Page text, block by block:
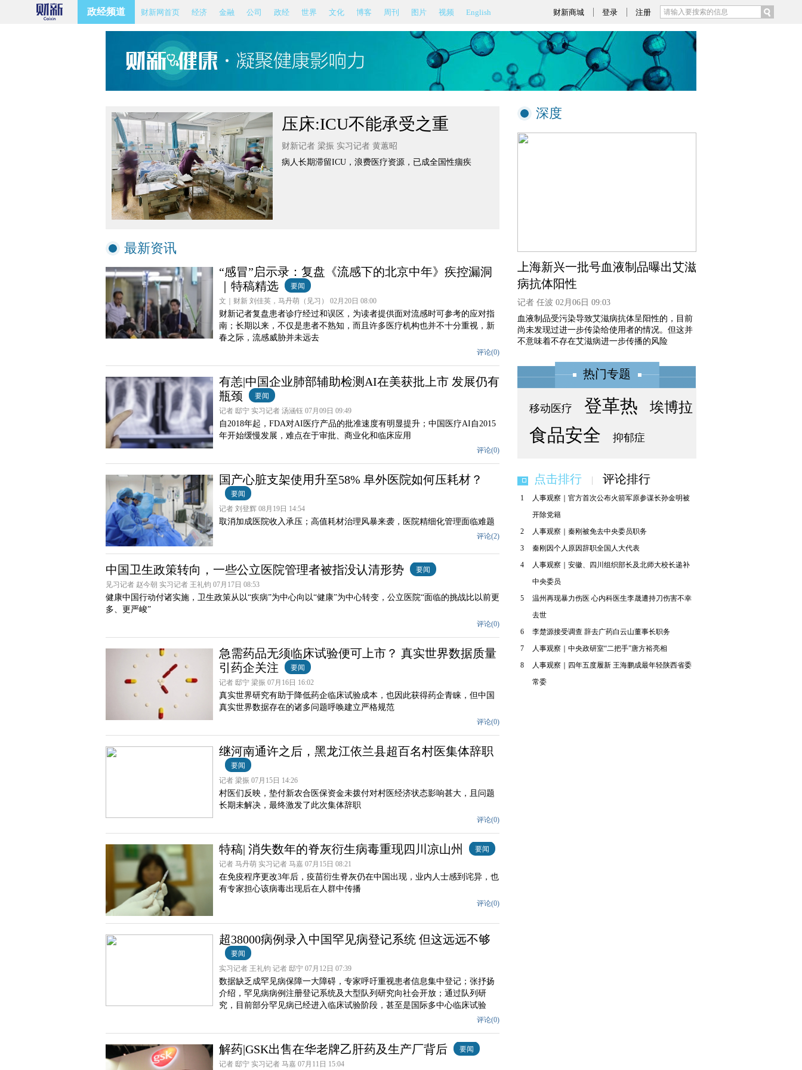
财新商城 登录 注册
政经频道 财新网首页 经济 金融 公司 政经 世界 文化 博客 周刊 图片 视频 English
压床:ICU不能承受之重
财新记者 梁振 实习记者 黄蕙昭
病人长期滞留ICU，浪费医疗资源，已成全国性痼疾
最新资讯
“感冒”启示录：复盘《流感下的北京中年》疾控漏洞
｜特稿精选
要闻
文｜财新 刘佳英，马丹萌（见习） 02月20日 08:00
财新记者复盘患者诊疗经过和误区，为读者提供面对流感时可参考的应对指
南；长期以来，不仅是患者不熟知，而且许多医疗机构也并不十分重视，新
春之际，流感威胁并未远去
评论(0)
有恙|中国企业肺部辅助检测AI在美获批上市 发展仍有
瓶颈
要闻
记者 邸宁 实习记者 汤涵钰 07月09日 09:49
自2018年起，FDA对AI医疗产品的批准速度有明显提升；中国医疗AI自2015
年开始缓慢发展，难点在于审批、商业化和临床应用
评论(0)
国产心脏支架使用升至58% 阜外医院如何压耗材？
要闻
记者 刘登辉 08月19日 14:54
取消加成医院收入承压；高值耗材治理风暴来袭，医院精细化管理面临难题
评论(2)
中国卫生政策转向，一些公立医院管理者被指没认清形势
要闻
见习记者 赵今朝 实习记者 王礼钧 07月17日 08:53
健康中国行动付诸实施，卫生政策从以“疾病”为中心向以“健康”为中心转变，公立医院“面临的挑战比以前更
多、更严峻”
评论(0)
急需药品无须临床试验便可上市？ 真实世界数据质量
引药企关注
要闻
记者 邸宁 梁振 07月16日 16:02
真实世界研究有助于降低药企临床试验成本，也因此获得药企青睐，但中国
真实世界数据存在的诸多问题呼唤建立严格规范
评论(0)
继河南通许之后，黑龙江依兰县超百名村医集体辞职
要闻
记者 梁振 07月15日 14:26
村医们反映，垫付新农合医保资金未拨付对村医经济状态影响甚大，且问题
长期未解决，最终激发了此次集体辞职
评论(0)
特稿| 消失数年的脊灰衍生病毒重现四川凉山州
要闻
记者 马丹萌 实习记者 马嘉 07月15日 08:21
在免疫程序更改3年后，疫苗衍生脊灰仍在中国出现，业内人士感到诧异，也
有专家担心该病毒出现后在人群中传播
评论(0)
超38000病例录入中国罕见病登记系统 但这远远不够
要闻
实习记者 王礼钧 记者 邸宁 07月12日 07:39
数据缺乏成罕见病保障一大障碍，专家呼吁重视患者信息集中登记；张抒扬
介绍，罕见病病例注册登记系统及大型队列研究向社会开放；通过队列研
究，目前部分罕见病已经进入临床试验阶段，甚至是国际多中心临床试验
评论(0)
解药|GSK出售在华老牌乙肝药及生产厂背后
要闻
记者 邸宁 实习记者 马嘉 07月11日 15:04
深度
上海新兴一批号血液制品曝出艾滋
病抗体阳性
记者 任波 02月06日 09:03
血液制品受污染导致艾滋病抗体呈阳性的，目前
尚未发现过进一步传染给使用者的情况。但这并
不意味着不存在艾滋病进一步传播的风险
热门专题
移动医疗 登革热 埃博拉
食品安全 抑郁症
点击排行 | 评论排行
1
人事观察｜官方首次公布火箭军原参谋长孙金明被
开除党籍
2
人事观察｜秦刚被免去中央委员职务
3
秦刚因个人原因辞职全国人大代表
4
人事观察｜安徽、四川组织部长及北师大校长递补
中央委员
5
温州再现暴力伤医 心内科医生李晟遭持刀伤害不幸
去世
6
李楚源接受调查 辞去广药白云山董事长职务
7
人事观察｜中央政研室“二把手”唐方裕亮相
8
人事观察｜四年五度履新 王海鹏成最年轻陕西省委
常委